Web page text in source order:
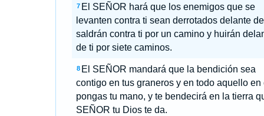
7 El SEÑOR hará que los enemigos que se
levanten contra ti sean derrotados delante
saldrán contra ti por un camino y huirán
de ti por siete caminos.
8 El SEÑOR mandará que la bendición sea
contigo en tus graneros y en todo aquello en
pongas tu mano, y te bendecirá en la tierra
SEÑOR tu Dios te da.